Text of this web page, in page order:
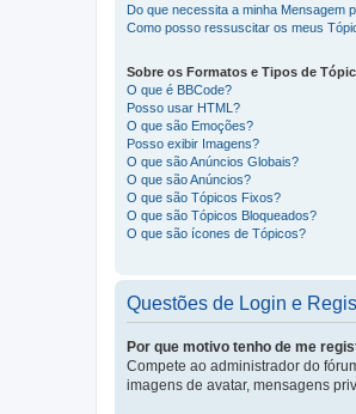
Do que necessita a minha Mensagem
Como posso ressuscitar os meus
Sobre os Formatos e Tipos de
O que é BBCode?
Posso usar HTML?
O que são Emoções?
Posso exibir Imagens?
O que são Anúncios Globais?
O que são Anúncios?
O que são Tópicos Fixos?
O que são Tópicos Bloqueados?
O que são ícones de Tópicos?
Questões de Login e
Por que motivo tenho de me
Compete ao administrador do
imagens de avatar, mensagens